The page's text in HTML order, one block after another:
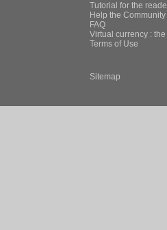
Tutorial for the
Help the
FAQ
Virtual currency :
Terms of Use
Sitemap